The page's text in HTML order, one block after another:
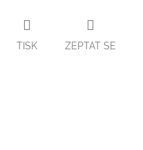
TISK ZEPTAT SE